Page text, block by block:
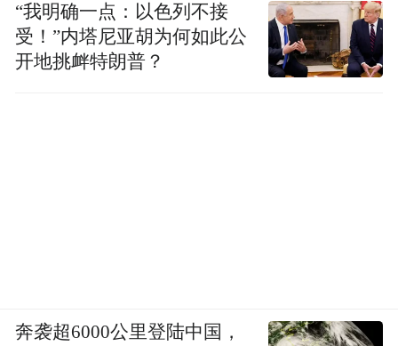
“我明确一点：以色列不接
受！”内塔尼亚胡为何如此公
开地挑衅特朗普？
奔袭超6000公里登陆中国，